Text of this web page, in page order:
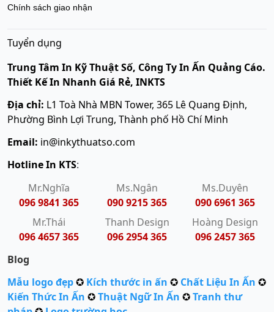
Chính sách giao nhận
Tuyển dụng
Trung Tâm In Kỹ Thuật Số, Công Ty In Ấn Quảng Cáo.
Thiết Kế In Nhanh Giá Rẻ, INKTS
Địa chỉ: L1 Toà Nhà MBN Tower, 365 Lê Quang Định,
Phường Bình Lợi Trung, Thành phố Hồ Chí Minh
Email: in@inkythuatso.com
Hotline In KTS:
Mr.Nghĩa
096 9841 365
Ms.Ngân
090 9215 365
Ms.Duyên
090 6961 365
Mr.Thái
096 4657 365
Thanh Design
096 2954 365
Hoàng Design
096 2457 365
Blog
Mẫu logo đẹp✪ Kích thước in ấn ✪ Chất Liệu In Ấn ✪
Kiến Thức In Ấn ✪Thuật Ngữ In Ấn ✪Tranh thư